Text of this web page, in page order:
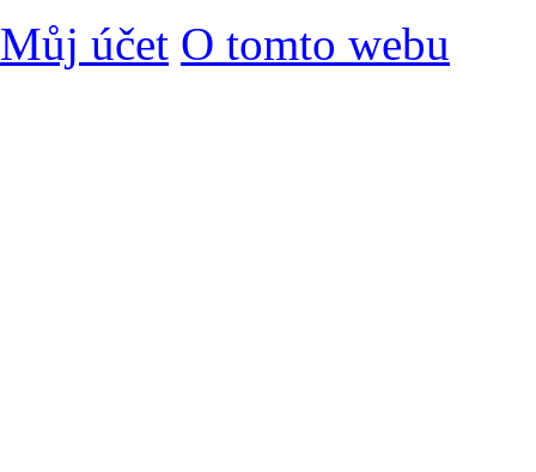
Můj účet O tomto webu